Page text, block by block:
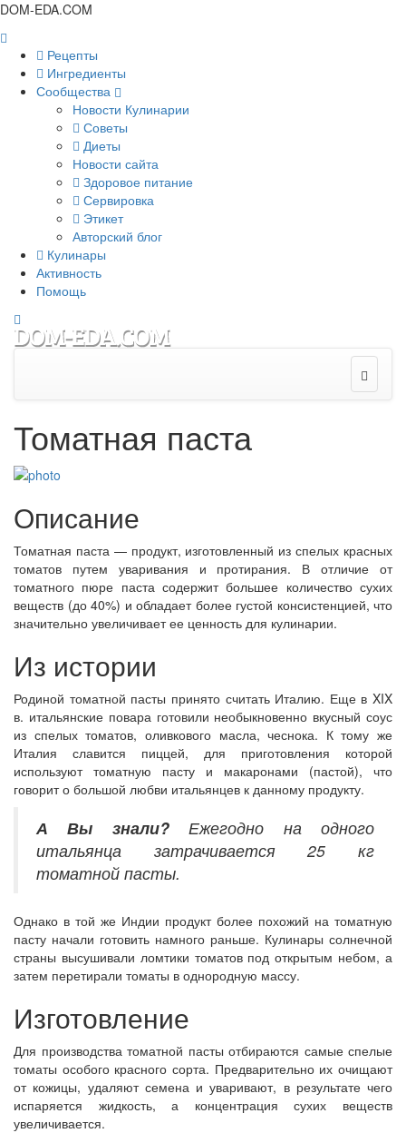
DOM-EDA.COM
Рецепты
Ингредиенты
Сообщества
Новости Кулинарии
Советы
Диеты
Новости сайта
Здоровое питание
Сервировка
Этикет
Авторский блог
Кулинары
Активность
Помощь
Томатная паста
Описание
Томатная паста — продукт, изготовленный из спелых красных
томатов путем уваривания и протирания. В отличие от
томатного пюре паста содержит большее количество сухих
веществ (до 40%) и обладает более густой консистенцией, что
значительно увеличивает ее ценность для кулинарии.
Из истории
Родиной томатной пасты принято считать Италию. Еще в XIX
в. итальянские повара готовили необыкновенно вкусный соус
из спелых томатов, оливкового масла, чеснока. К тому же
Италия славится пиццей, для приготовления которой
используют томатную пасту и макаронами (пастой), что
говорит о большой любви итальянцев к данному продукту.
А Вы знали?
Ежегодно на одного
итальянца затрачивается 25 кг
томатной пасты.
Однако в той же Индии продукт более похожий на томатную
пасту начали готовить намного раньше. Кулинары солнечной
страны высушивали ломтики томатов под открытым небом, а
затем перетирали томаты в однородную массу.
Изготовление
Для производства томатной пасты отбираются самые спелые
томаты особого красного сорта. Предварительно их очищают
от кожицы, удаляют семена и уваривают, в результате чего
испаряется жидкость, а концентрация сухих веществ
увеличивается.